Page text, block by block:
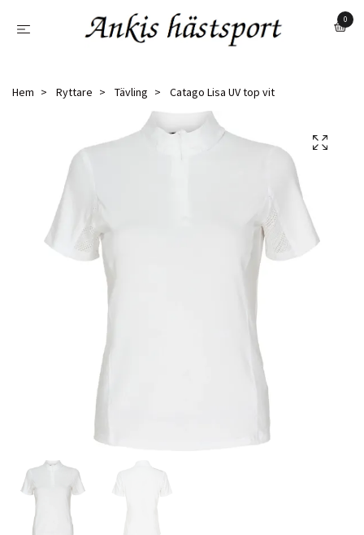
0
Hem Ryttare Tävling Catago Lisa UV top vit